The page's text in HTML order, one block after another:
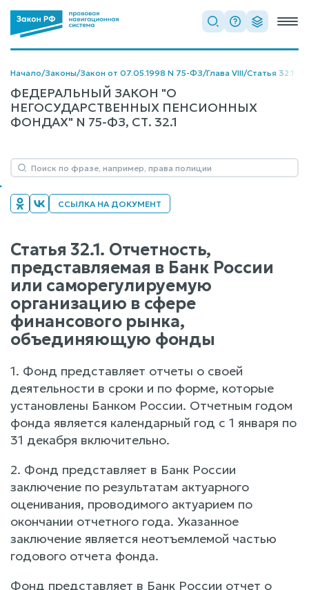
Начало/Законы/Закон от 07.05.1998 N 75-ФЗ/Глава VIII/Статья 32.1
ФЕДЕРАЛЬНЫЙ ЗАКОН "О
НЕГОСУДАРСТВЕННЫХ ПЕНСИОННЫХ
ФОНДАХ" N 75-ФЗ, СТ. 32.1
ССЫЛКА НА ДОКУМЕНТ
Статья 32.1. Отчетность,
представляемая в Банк России
или саморегулируемую
организацию в сфере
финансового рынка,
объединяющую фонды
1. Фонд представляет отчеты о своей
деятельности в сроки и по форме, которые
установлены Банком России. Отчетным годом
фонда является календарный год с 1 января по
31 декабря включительно.
2. Фонд представляет в Банк России
заключение по результатам актуарного
оценивания, проводимого актуарием по
окончании отчетного года. Указанное
заключение является неотъемлемой частью
годового отчета фонда.
Фонд представляет в Банк России отчет о